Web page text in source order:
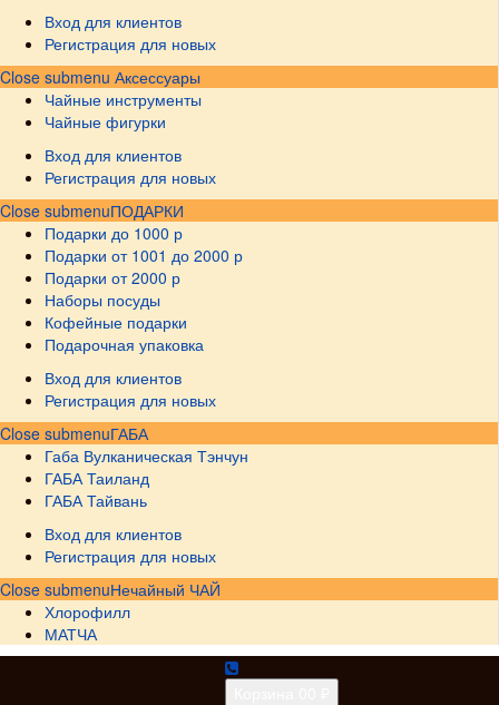
Вход для клиентов
Регистрация для новых
Close submenu Аксессуары
Чайные инструменты
Чайные фигурки
Вход для клиентов
Регистрация для новых
Close submenuПОДАРКИ
Подарки до 1000 р
Подарки от 1001 до 2000 р
Подарки от 2000 р
Наборы посуды
Кофейные подарки
Подарочная упаковка
Вход для клиентов
Регистрация для новых
Close submenuГАБА
Габа Вулканическая Тэнчун
ГАБА Таиланд
ГАБА Тайвань
Вход для клиентов
Регистрация для новых
Close submenuНечайный ЧАЙ
Хлорофилл
МАТЧА